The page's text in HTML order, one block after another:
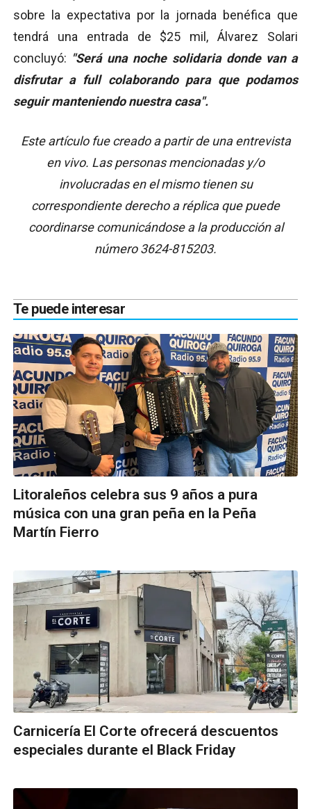
sobre la expectativa por la jornada benéfica que
tendrá una entrada de $25 mil, Álvarez Solari
concluyó: "Será una noche solidaria donde van a
disfrutar a full colaborando para que podamos
seguir manteniendo nuestra casa".
Este artículo fue creado a partir de una entrevista
en vivo. Las personas mencionadas y/o
involucradas en el mismo tienen su
correspondiente derecho a réplica que puede
coordinarse comunicándose a la producción al
número 3624-815203.
Te puede interesar
Litoraleños celebra sus 9 años a pura
música con una gran peña en la Peña
Martín Fierro
Carnicería El Corte ofrecerá descuentos
especiales durante el Black Friday